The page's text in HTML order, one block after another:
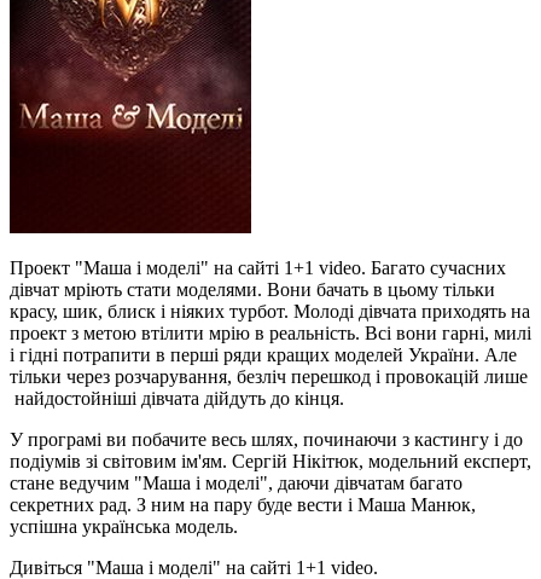
Проект "Маша і моделі" на сайті 1+1 video. Багато сучасних
дівчат мріють стати моделями. Вони бачать в цьому тільки
красу, шик, блиск і ніяких турбот. Молоді дівчата приходять на
проект з метою втілити мрію в реальність. Всі вони гарні, милі
і гідні потрапити в перші ряди кращих моделей України. Але
тільки через розчарування, безліч перешкод і провокацій лише
найдостойніші дівчата дійдуть до кінця.
У програмі ви побачите весь шлях, починаючи з кастингу і до
подіумів зі світовим ім'ям. Сергій Нікітюк, модельний експерт,
стане ведучим "Маша і моделі", даючи дівчатам багато
секретних рад. З ним на пару буде вести і Маша Манюк,
успішна українська модель.
Дивіться "Маша і моделі" на сайті 1+1 video.